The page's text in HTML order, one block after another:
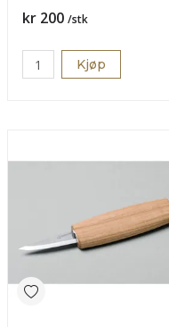
Pris
kr 200 /stk
Kjøp